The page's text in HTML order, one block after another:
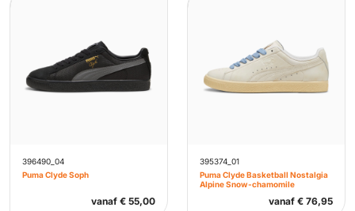
396490_04
Puma Clyde Soph
vanaf € 55,00
395374_01
Puma Clyde Basketball Nostalgia
Alpine Snow-chamomile
vanaf € 76,95